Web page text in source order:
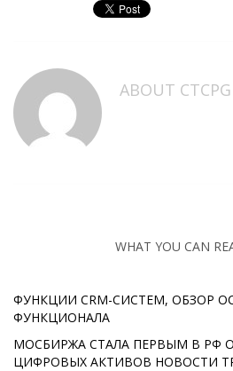
ABOUT CTCPG
WHAT YOU CAN
ФУНКЦИИ CRM-СИСТЕМ, ОБЗОР
ФУНКЦИОНАЛА
МОСБИРЖА СТАЛА ПЕРВЫМ В РФ
ЦИФРОВЫХ АКТИВОВ НОВОСТИ